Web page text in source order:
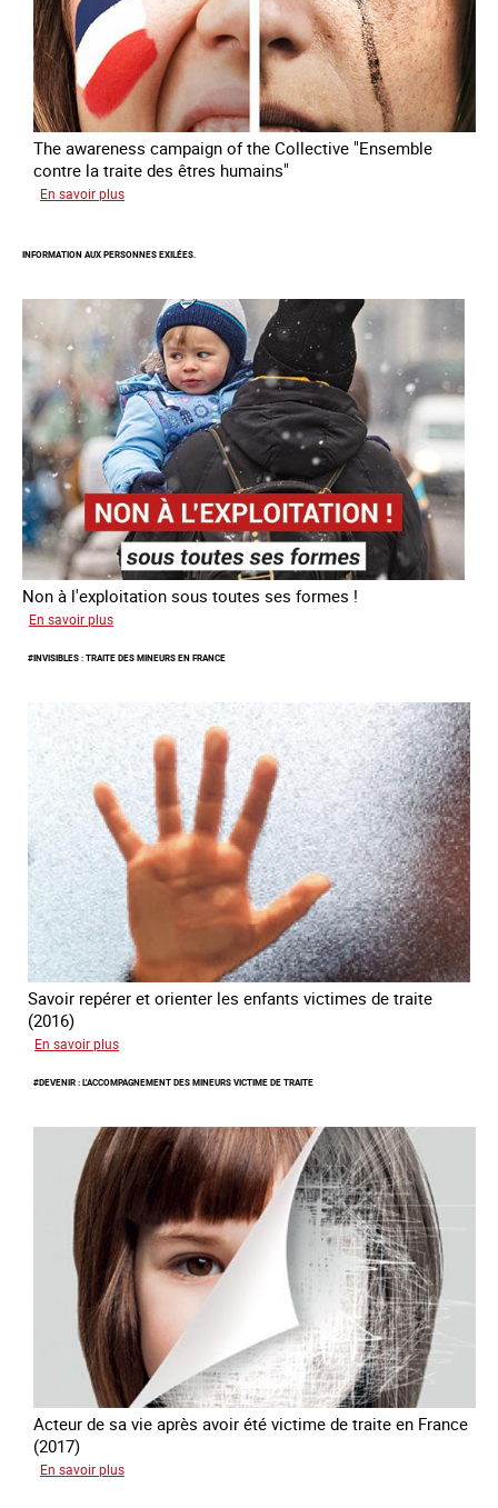
êtres
humains
The awareness campaign of the Collective "Ensemble
contre la traite des êtres humains"
En savoir plus
on
sidelines
major
sporting
events
INFORMATION AUX PERSONNES EXILÉES.
Non à l'exploitation sous toutes ses formes !
En savoir plus
aux
exilées.
#INVISIBLES : TRAITE DES MINEURS EN FRANCE
Savoir repérer et orienter les enfants victimes de traite
(2016)
En savoir plus
:
des
mineurs
en
#DEVENIR : L'ACCOMPAGNEMENT DES MINEURS VICTIME DE TRAITE
Acteur de sa vie après avoir été victime de traite en France
(2017)
En savoir plus